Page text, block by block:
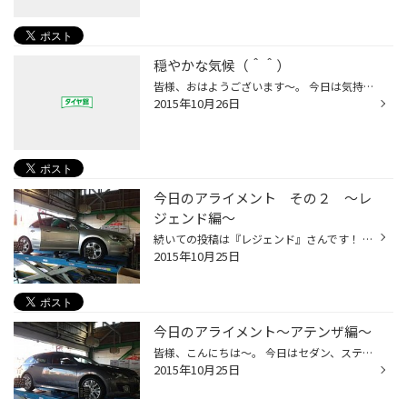
穏やかな気候（＾＾）
皆様、おはようございます～。 今日は気持ちの良い秋晴れですね！ 吹き付ける風は冷たいですが、、、 そういえば、もうすぐハロウィーンですね（＾＾＊） パーティーや仮装を楽しむ方も多そうですよね！ タイヤ館厚木店では～～～～～～～いつも通り、でいきます！（笑） ハロウィーンが終わるとク...
2015年10月26日
今日のアライメント その２ ～レ
ジェンド編～
続いての投稿は『レジェンド』さんです！ こちらのお車は、パンクでのご来店でした。 （タイヤがバーストしてしまったそうです・・・；） 前輪２本を レグノＧＲ-ＸＩ に交換し、 そのままアライメントです（＊＾＾＊） 貴重な車体下、、、こちらも撮ってあります！ なんで撮っているのかって？ ...
2015年10月25日
今日のアライメント～アテンザ編～
皆様、こんにちは～。 今日はセダン、ステーションﾜｺﾞﾝ系のアライメントが続いております！ 最初は『アテンザ』さんから！ 本日、レグノＧＲ－ＸＩにタイヤ交換か～ら～の アライメント となりました♪\（＾＾＊）/ 今日は車体の下も撮ってあります。 普段なかなか見れない車体下、、、貴重な一枚か...
2015年10月25日